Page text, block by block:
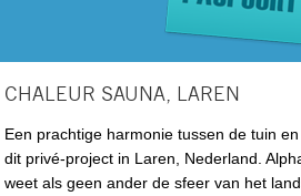
CHALEUR SAUNA, LAREN
Een prachtige harmonie tussen de tuin
dit privé-project in Laren, Nederland.
weet als geen ander de sfeer van het